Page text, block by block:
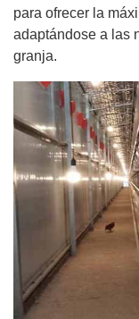
para ofrecer la
adaptándose a las
granja.